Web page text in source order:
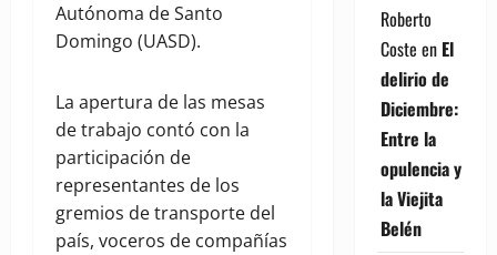
Autónoma de Santo
Domingo (UASD).
La apertura de las mesas
de trabajo contó con la
participación de
representantes de los
gremios de transporte del
país, voceros de compañías
Roberto
Coste en El
delirio de
Diciembre:
Entre la
opulencia y
la Viejita
Belén